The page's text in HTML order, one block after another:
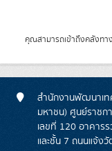
คุณสามารถเข้าถึงคลังทาง
สำนักงานพัฒนาเท
มหาชน) ศูนย์ราชก
เลขที่ 120 อาคาร
และชั้น 7 ถนนแจ้ง